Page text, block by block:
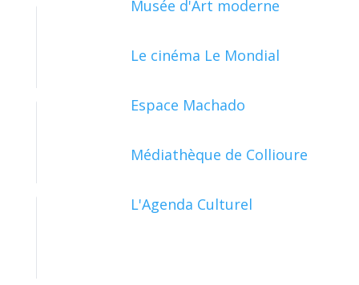
Musée d'Art moderne
Le cinéma Le Mondial
Espace Machado
Médiathèque de Collioure
L'Agenda Culturel
SOCIAL - SANTÉ